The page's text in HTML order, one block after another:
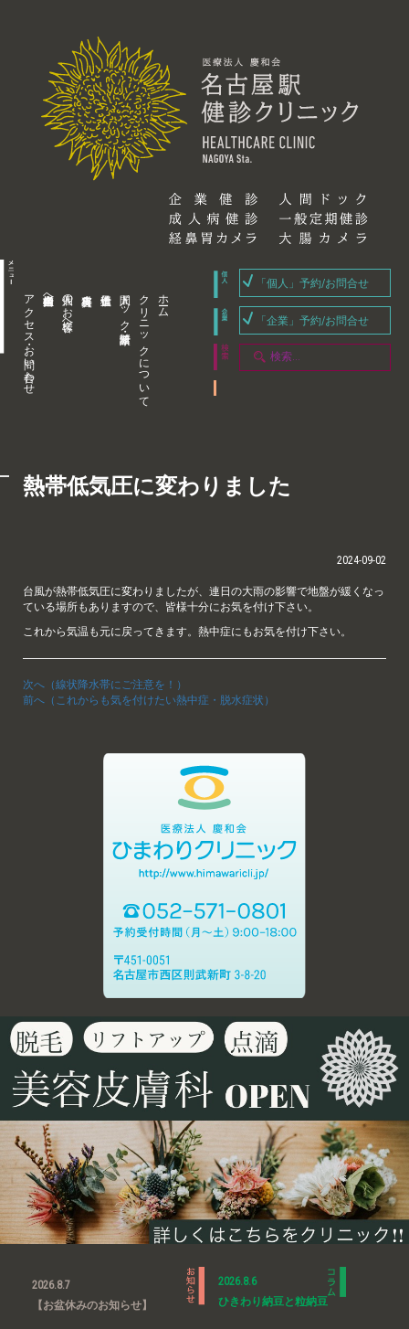
アクセス・お問い合わせ 企業内担当者様へ 個人のお客様へ 人間ドック・健康診断 クリニックについて ホーム
「個人」予約/お問合せ
「企業」予約/お問合せ
熱帯低気圧に変わりました
2024-09-02
台風が熱帯低気圧に変わりましたが、連日の大雨の影響で地盤が緩くなっ
ている場所もありますので、皆様十分にお気を付け下さい。
これから気温も元に戻ってきます。熱中症にもお気を付け下さい。
次へ（線状降水帯にご注意を！）
前へ（これからも気を付けたい熱中症・脱水症状）
2026.8.7
【お盆休みのお知らせ】
2026.8.6
ひきわり納豆と粒納豆